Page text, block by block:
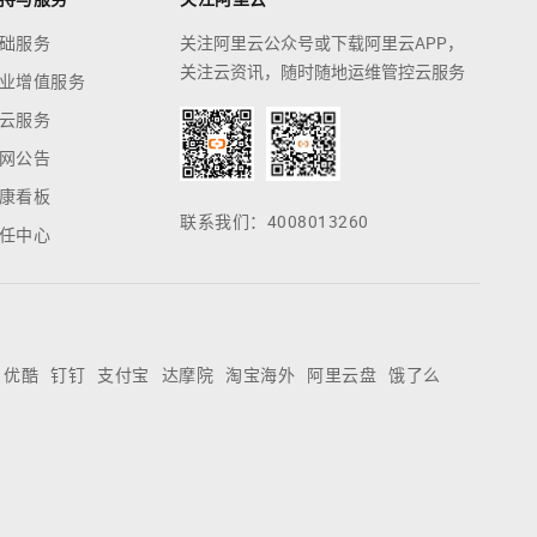
服务
增值服务
服务
公告
看板
中心
关注阿里云公众号或下载阿里云APP，
关注云资讯，随时随地运维管控云服务
联系我们：4008013260
优酷 钉钉 支付宝 达摩院 淘宝海外 阿里云盘 饿了么